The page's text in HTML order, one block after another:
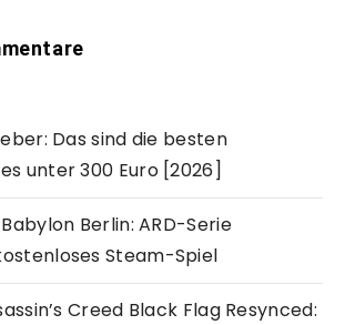
Das sind die besten
unter 300 Euro [2026]
Babylon Berlin: ARD-Serie
Steam-Spiel
Creed Black Flag Resynced: